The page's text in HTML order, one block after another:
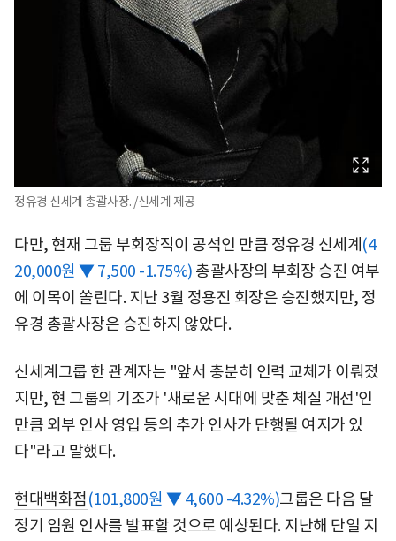
정유경 신세계 총괄사장. /신세계 제공
다만, 현재 그룹 부회장직이 공석인 만큼 정유경 신세계 (4
20,000원 ▼ 7,500 -1.75%) 총괄사장의 부회장 승진 여부
에 이목이 쏠린다. 지난 3월 정용진 회장은 승진했지만, 정
유경 총괄사장은 승진하지 않았다.
신세계그룹 한 관계자는 "앞서 충분히 인력 교체가 이뤄졌
지만, 현 그룹의 기조가 '새로운 시대에 맞춘 체질 개선'인
만큼 외부 인사 영입 등의 추가 인사가 단행될 여지가 있
다"라고 말했다.
현대백화점(101,800원 ▼ 4,600 -4.32%)그룹은 다음 달
정기 임원 인사를 발표할 것으로 예상된다. 지난해 단일 지